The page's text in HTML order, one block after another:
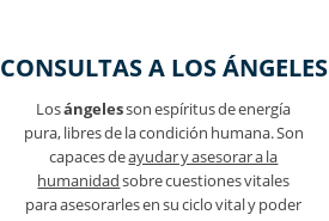
CONSULTAS A LOS ÁNGELES
Losángelesson espíritus de energía
pura, libres de la condición humana. Son
capaces deayudar y asesorar a la
humanidadsobre cuestiones vitales
para asesorarles en su ciclo vital y poder